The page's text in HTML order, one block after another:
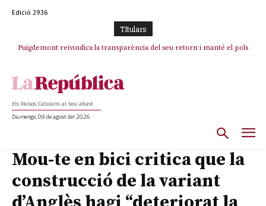
Edició 2936
TItulars
Puigdemont reivindica la transparència del seu retorn i manté el pols
Portugal acusa Espanya de provocar un “efecte crida” massiu per la seva
Els Països Catalans al teu abast
Diumenge, 09 de agost del 2026
Mou-te en bici critica que la
construcció de la variant